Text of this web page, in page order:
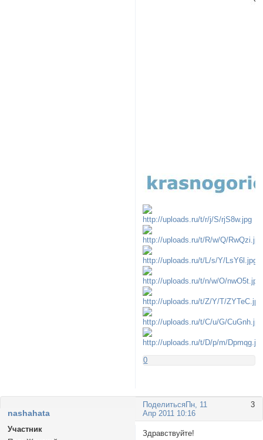
0
Поделиться 3
Пн, 11
Апр 2011 10:16
nashahata
Участник
Здравствуйте!